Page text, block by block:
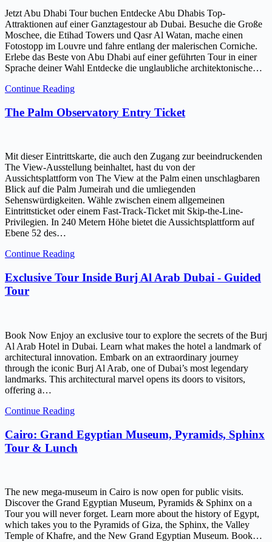
Jetzt Abu Dhabi Tour buchen Entdecke Abu Dhabis Top-
Attraktionen auf einer Ganztagestour ab Dubai. Besuche die Große
Moschee, die Etihad Towers und Qasr Al Watan, mache einen
Fotostopp im Louvre und fahre entlang der malerischen Corniche.
Erlebe das Beste von Abu Dhabi auf einer geführten Tour in einer
Sprache deiner Wahl Entdecke die unglaubliche architektonische…
Continue Reading
The Palm Observatory Entry Ticket
Mit dieser Eintrittskarte, die auch den Zugang zur beeindruckenden
The View-Ausstellung beinhaltet, hast du von der
Aussichtsplattform von The View at the Palm einen unschlagbaren
Blick auf die Palm Jumeirah und die umliegenden
Sehenswürdigkeiten. Wähle zwischen einem allgemeinen
Eintrittsticket oder einem Fast-Track-Ticket mit Skip-the-Line-
Privilegien. In 240 Metern Höhe bietet die Aussichtsplattform auf
Ebene 52 des…
Continue Reading
Exclusive Tour Inside Burj Al Arab Dubai - Guided
Tour
Book Now Enjoy an exclusive tour to explore the secrets of the Burj
Al Arab Hotel in Dubai. Learn what makes the hotel a landmark of
architectural innovation. Embark on an extraordinary journey
through the iconic Burj Al Arab, one of Dubai’s most legendary
landmarks. This architectural marvel opens its doors to visitors,
offering a…
Continue Reading
Cairo: Grand Egyptian Museum, Pyramids, Sphinx
Tour & Lunch
The new mega-museum in Cairo is now open for public visits.
Discover the Grand Egyptian Museum, Pyramids & Sphinx on a
Tour you will never forget. Learn more about the history of Egypt,
which takes you to the Pyramids of Giza, the Sphinx, the Valley
Temple of Khafre, and the New Grand Egyptian Museum. Book…